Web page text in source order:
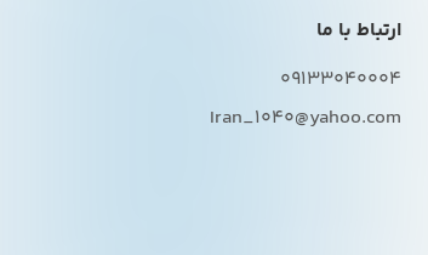
ارتباط با ما
09133040004
Iran_1040@yahoo.com